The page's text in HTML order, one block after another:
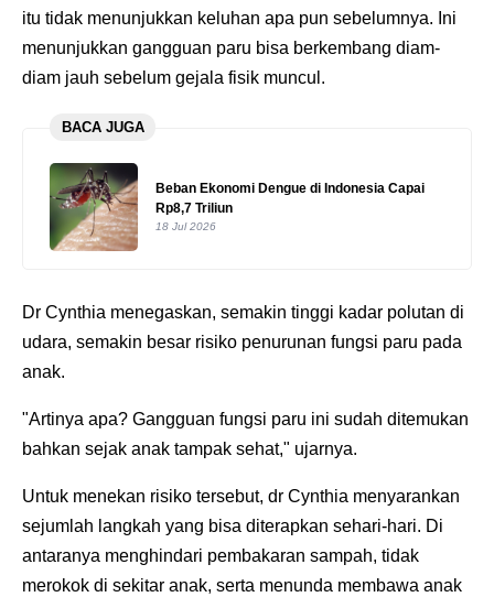
itu tidak menunjukkan keluhan apa pun sebelumnya. Ini
menunjukkan gangguan paru bisa berkembang diam-
diam jauh sebelum gejala fisik muncul.
BACA JUGA
Beban Ekonomi Dengue di Indonesia Capai
Rp8,7 Triliun
18 Jul 2026
Dr Cynthia menegaskan, semakin tinggi kadar polutan di
udara, semakin besar risiko penurunan fungsi paru pada
anak.
"Artinya apa? Gangguan fungsi paru ini sudah ditemukan
bahkan sejak anak tampak sehat," ujarnya.
Untuk menekan risiko tersebut, dr Cynthia menyarankan
sejumlah langkah yang bisa diterapkan sehari-hari. Di
antaranya menghindari pembakaran sampah, tidak
merokok di sekitar anak, serta menunda membawa anak